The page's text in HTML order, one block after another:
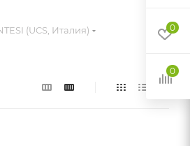
(UCS, Италия) 0
0